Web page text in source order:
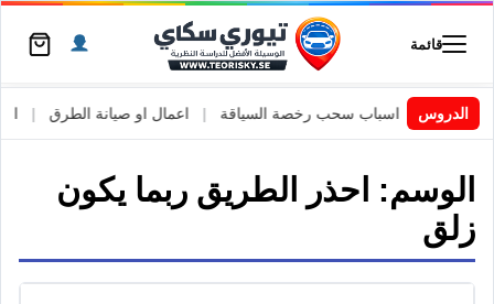
قائمة
الدروسالسويد | اسباب سحب رخصة السياقة اعمال او صيانة الطرق
الوسم: احذر الطريق ربما يكون
زلق